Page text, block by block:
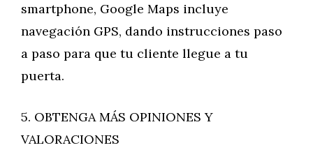
smartphone, Google Maps incluye
navegación GPS, dando instrucciones paso
a paso para que tu cliente llegue a tu
puerta.
5. OBTENGA MÁS OPINIONES Y
VALORACIONES